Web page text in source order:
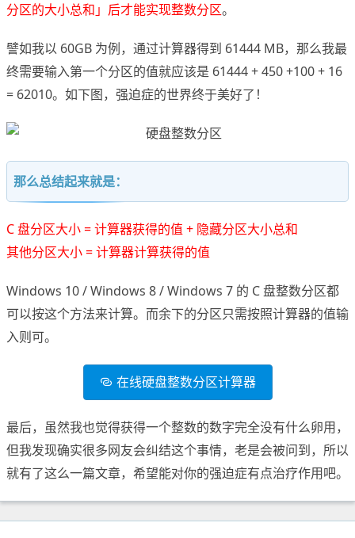
分区的大小总和」后才能实现整数分区。
譬如我以 60GB 为例，通过计算器得到 61444 MB，那么我最
终需要输入第一个分区的值就应该是 61444 + 450 +100 + 16
= 62010。如下图，强迫症的世界终于美好了！
那么总结起来就是：
C 盘分区大小 = 计算器获得的值 + 隐藏分区大小总和
其他分区大小 = 计算器计算获得的值
Windows 10 / Windows 8 / Windows 7 的 C 盘整数分区都
可以按这个方法来计算。而余下的分区只需按照计算器的值输
入则可。
在线硬盘整数分区计算器
最后，虽然我也觉得获得一个整数的数字完全没有什么卵用，
但我发现确实很多网友会纠结这个事情，老是会被问到，所以
就有了这么一篇文章，希望能对你的强迫症有点治疗作用吧。